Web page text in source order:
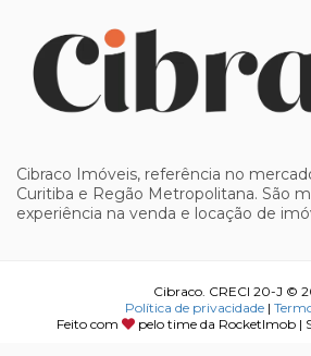
Cibraco Imóveis, referência no
Curitiba e Regão Metropolitana. São
experiência na venda e locação de
Cibraco. CRECI 20-J ©
Política de privacidade |
Feito com
pelo time da RocketImob |